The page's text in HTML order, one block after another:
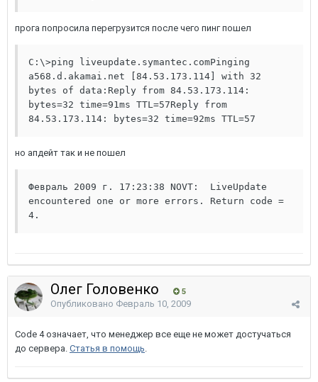
прога попросила перегрузится после чего пинг пошел
C:\>ping liveupdate.symantec.comPinging
a568.d.akamai.net [84.53.173.114] with 32
bytes of data:Reply from 84.53.173.114:
bytes=32 time=91ms TTL=57Reply from
84.53.173.114: bytes=32 time=92ms TTL=57
но апдейт так и не пошел
Февраль 2009 г. 17:23:38 NOVT:  LiveUpdate
encountered one or more errors. Return code =
4.
Олег Головенко 5
Опубликовано Февраль 10, 2009
Code 4 означает, что менеджер все еще не может достучаться
до сервера. Статья в помощь.